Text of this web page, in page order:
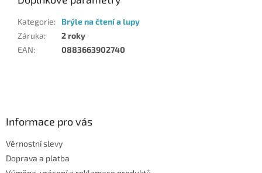
Kategorie:
Brýle na čtení a lupy
Záruka:
2 roky
EAN: 0883663902740
Informace pro vás
Věrnostní slevy
Doprava a platba